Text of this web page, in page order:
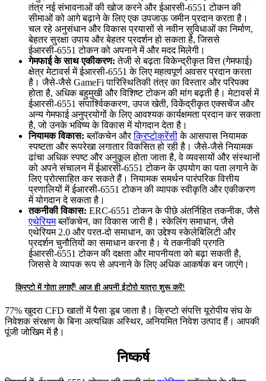
तंत्र नई संभावनाओं की खोज करने और ईआरसी-6551 टोकन की
सीमाओं को आगे बढ़ाने के लिए एक उपजाऊ जमीन प्रदान करता है।
चल रहे अनुसंधान और विकास प्रयासों से नवीन सुविधाओं का निर्माण,
बेहतर सुरक्षा उपाय और बेहतर प्रदर्शन हो सकता है, जिससे
ईआरसी-6551 टोकन को अपनाने में और मदद मिलेगी।
गेमफाई के साथ एकीकरण: तेजी से बढ़ता विकेन्द्रीकृत वित्त (गेमफाई)
क्षेत्र मेटावर्स में ईआरसी-6551 के लिए महत्वपूर्ण अवसर प्रदान करता
है। जैसे-जैसे GameFi पारिस्थितिकी तंत्र का विस्तार और परिपक्व
होता है, अधिक बहुमुखी और विशिष्ट टोकन की मांग बढ़ती है। मेटावर्स में
ईआरसी-6551 संपार्श्विककरण, उपज खेती, विकेंद्रीकृत एक्सचेंज और
अन्य गेमफाई अनुप्रयोगों के लिए आवश्यक कार्यक्षमता प्रदान कर सकता
है, जो उनके भविष्य के विकास में योगदान देता है।
नियामक विकास: ब्लॉकचेन औरक्रिप्टोकरेंसीके आसपास नियामक
स्पष्टता और रूपरेखा लगातार विकसित हो रही है। जैसे-जैसे नियामक
ढांचा अधिक स्पष्ट और अनुकूल होता जाता है, वे व्यवसायों और संस्थानों
को अपने संचालन में ईआरसी-6551 टोकन के उपयोग का पता लगाने के
लिए प्रोत्साहित कर सकते हैं। नियामक समर्थन पारंपरिक वित्तीय
प्रणालियों में ईआरसी-6551 टोकन की व्यापक स्वीकृति और एकीकरण
में योगदान दे सकता है।
तकनीकी विकास: ERC-6551 टोकन के पीछे अंतर्निहित तकनीक, जैसे
एथेरियमब्लॉकचेन, का विकास जारी है। स्केलिंग समाधान, जैसे
एथेरियम 2.0 और परत-दो समाधान, का उद्देश्य स्केलेबिलिटी और
प्रदर्शन चुनौतियों का समाधान करना है। ये तकनीकी प्रगति
ईआरसी-6551 टोकन की दक्षता और मापनीयता को बढ़ा सकती है,
जिससे वे व्यापक रूप से अपनाने के लिए अधिक आकर्षक बन जाएंगे।
क्रिप्टो में गोता लगाएँ! आज ही अपनी ईटोरो यात्रा शुरू करें!
77% खुदरा CFD खातों में पैसा डूब जाता है। क्रिप्टो संपत्ति यूरोपीय संघ के
निवेशक संरक्षण के बिना अत्यधिक अस्थिर, अनियमित निवेश उत्पाद हैं। आपकी
पूंजी जोखिम में है।
निष्कर्ष